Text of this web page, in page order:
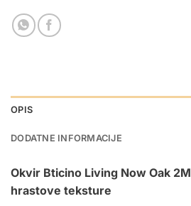
OPIS
DODATNE INFORMACIJE
Okvir Bticino Living Now Oak
hrastove teksture